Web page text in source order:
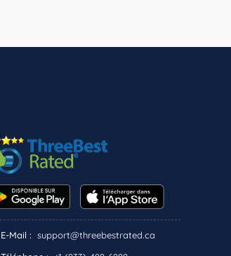
E-Mail : support@threebestrated.ca